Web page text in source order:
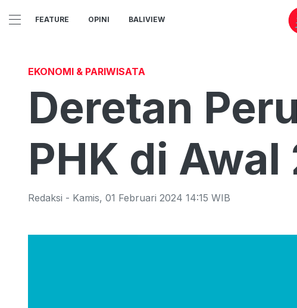
FEATURE OPINI BALIVIEW
EKONOMI & PARIWISATA
Deretan
PHK di
Redaksi - Kamis, 01 Februari 2024 14:15 WIB